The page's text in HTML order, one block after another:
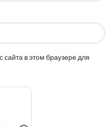
в этом браузере для